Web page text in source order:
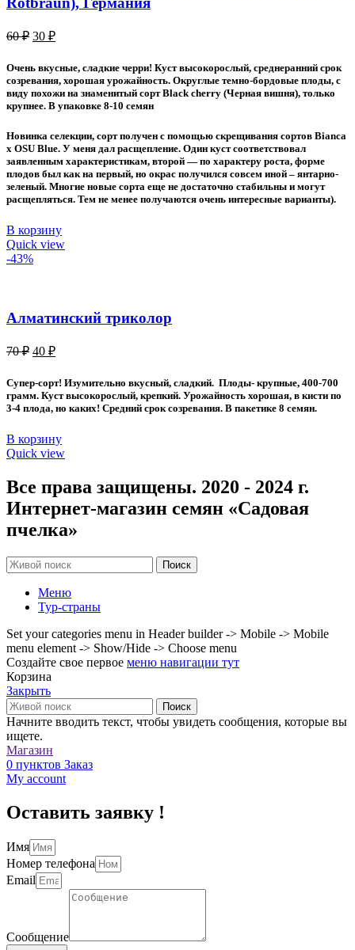
60₽ Первоначальная
60 ₽.
30 ₽Текущая
30 ₽.
Очень вкусные, сладкие черри! Куст высокорослый, среднеранний срок
созревания, хорошая урожайность. Округлые темно-бордовые плоды, с
виду похожи на знаменитый сорт Black cherry (Черная вишня), только
крупнее. В упаковке 8-10 семян
Новинка селекции, сорт получен с помощью скрещивания сортов Bianca
x OSU Blue. У меня дал расщепление. Один куст соответствовал
заявленным характеристикам, второй — по характеру роста, форме
плодов был как на первый, но окрас получился совсем иной – янтарно-
зеленый. Многие новые сорта еще не достаточно стабильны и могут
расщепляться. Тем не менее получаются очень интересные варианты).
В корзину
Quick view
-43%
Алматинский триколор
70₽ Первоначальная
составляла
70 ₽.
40 ₽Текущая
40 ₽.
Супер-сорт! Изумительно вкусный, сладкий. Плоды- крупные, 400-700
грамм. Куст высокорослый, крепкий. Урожайность хорошая, в кисти по
3-4 плода, но каких! Средний срок созревания. В пакетике 8 семян.
В корзину
Quick view
Все права защищены. 2020 - 2024 г.
Интернет-магазин семян «Садовая
пчелка»
Поиск
Меню
Тур-страны
Set your categories menu in Header builder -> Mobile -> Mobile
menu element -> Show/Hide -> Choose menu
Создайте свое первое меню навигации тут
Корзина
Закрыть
Поиск
Начните вводить текст, чтобы увидеть сообщения, которые вы
ищете.
Магазин
0 пунктов Заказ
My account
Оставить заявку !
Имя
Номер телефона
Email
Сообщение